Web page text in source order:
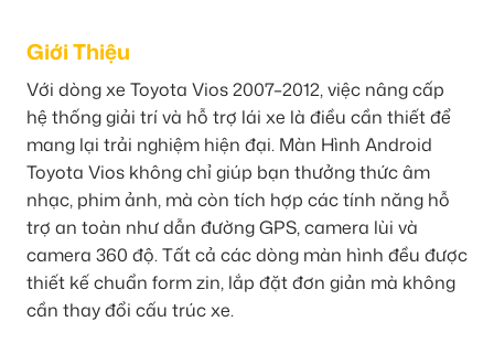
Giới Thiệu
Với dòng xe Toyota Vios 2007–2012, việc nâng cấp
hệ thống giải trí và hỗ trợ lái xe là điều cần thiết để
mang lại trải nghiệm hiện đại. Màn Hình Android
Toyota Vios không chỉ giúp bạn thưởng thức âm
nhạc, phim ảnh, mà còn tích hợp các tính năng hỗ
trợ an toàn như dẫn đường GPS, camera lùi và
camera 360 độ. Tất cả các dòng màn hình đều được
thiết kế chuẩn form zin, lắp đặt đơn giản mà không
cần thay đổi cấu trúc xe.